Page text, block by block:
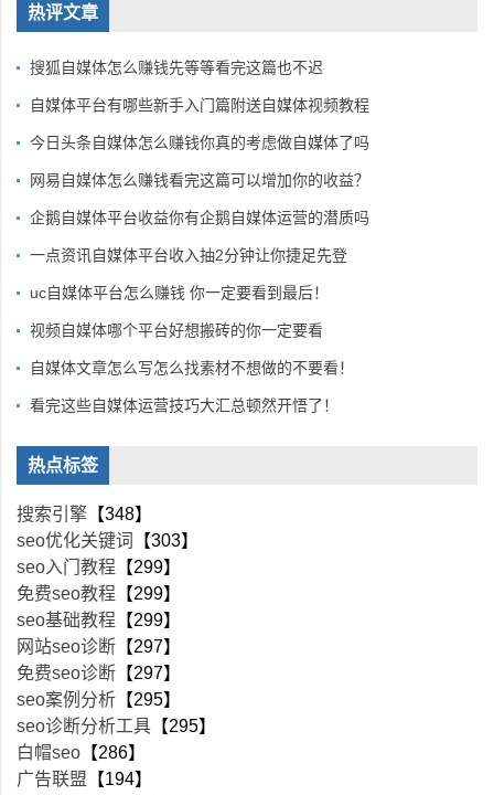
热评文章
搜狐自媒体怎么赚钱先等等看完这篇也不迟
自媒体平台有哪些新手入门篇附送自媒体视频教程
今日头条自媒体怎么赚钱你真的考虑做自媒体了吗
网易自媒体怎么赚钱看完这篇可以增加你的收益？
企鹅自媒体平台收益你有企鹅自媒体运营的潜质吗
一点资讯自媒体平台收入抽2分钟让你捷足先登
uc自媒体平台怎么赚钱 你一定要看到最后！
视频自媒体哪个平台好想搬砖的你一定要看
自媒体文章怎么写怎么找素材不想做的不要看！
看完这些自媒体运营技巧大汇总顿然开悟了！
热点标签
搜索引擎 【348】
seo优化关键词
【303】
seo入门教程 【299】
免费seo教程 【299】
seo基础教程 【299】
网站seo诊断 【297】
免费seo诊断 【297】
seo案例分析 【295】
seo诊断分析工具 【295】
白帽seo 【286】
广告联盟 【194】